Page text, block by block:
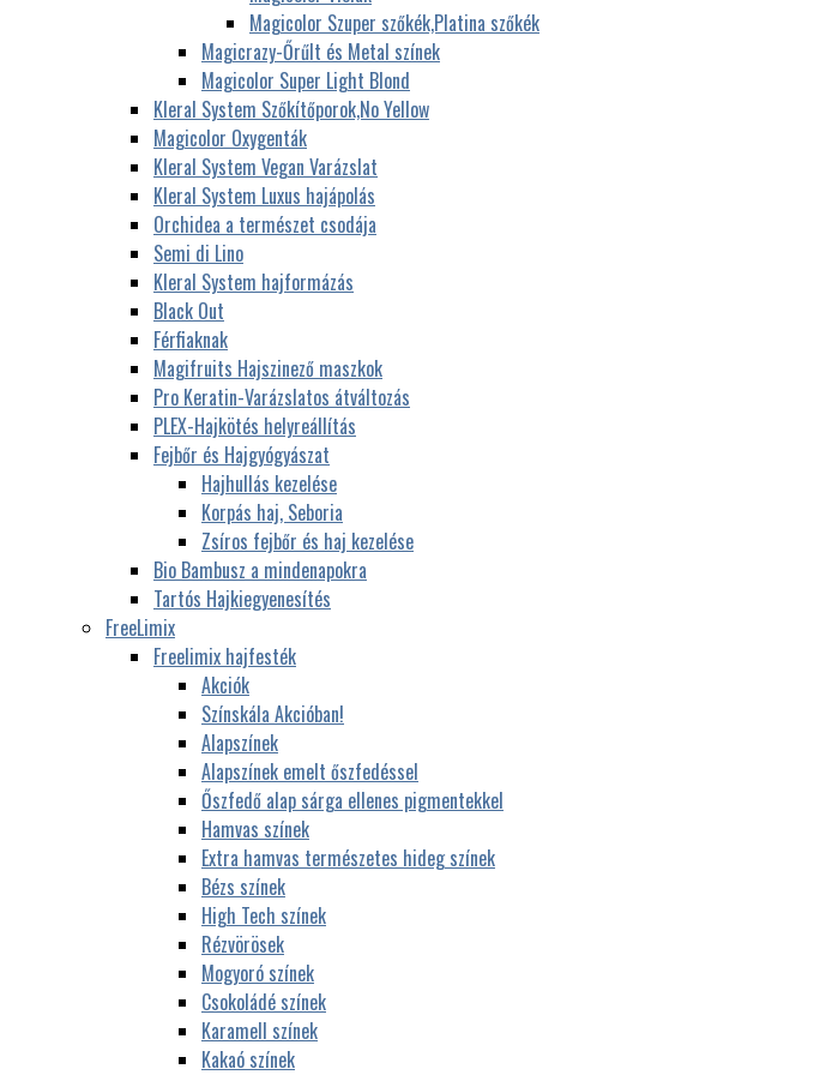
Magicolor Szuper szőkék,Platina szőkék
Magicrazy-Őrűlt és Metal színek
Magicolor Super Light Blond
Kleral System Szőkítőporok,No Yellow
Magicolor Oxygenták
Kleral System Vegan Varázslat
Kleral System Luxus hajápolás
Orchidea a természet csodája
Semi di Lino
Kleral System hajformázás
Black Out
Férfiaknak
Magifruits Hajszinező maszkok
Pro Keratin-Varázslatos átváltozás
PLEX-Hajkötés helyreállítás
Fejbőr és Hajgyógyászat
Hajhullás kezelése
Korpás haj, Seboria
Zsíros fejbőr és haj kezelése
Bio Bambusz a mindenapokra
Tartós Hajkiegyenesítés
FreeLimix
Freelimix hajfesték
Akciók
Színskála Akcióban!
Alapszínek
Alapszínek emelt őszfedéssel
Őszfedő alap sárga ellenes pigmentekkel
Hamvas színek
Extra hamvas természetes hideg színek
Bézs színek
High Tech színek
Rézvörösek
Mogyoró színek
Csokoládé színek
Karamell színek
Kakaó színek